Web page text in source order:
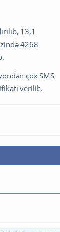
13,1
4268
çox SMS
verilib.